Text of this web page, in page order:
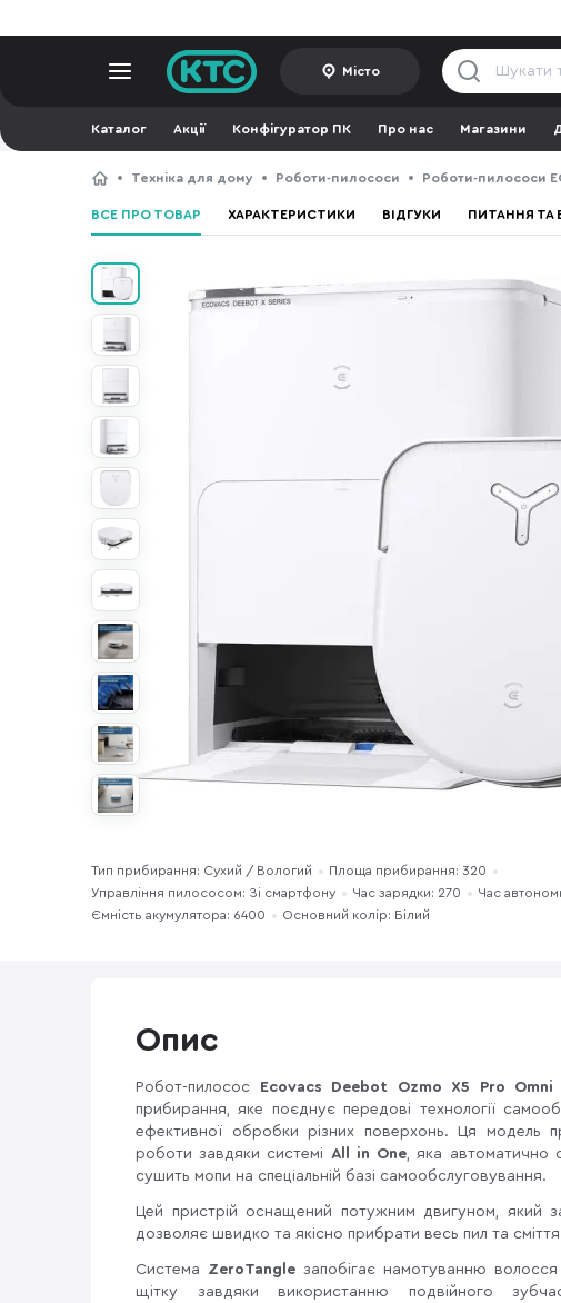
Місто
Каталог Акції Конфігуратор ПК Про нас Магазини
Техніка для дому Роботи-пилососи Роботи-пилососи
ВСЕ ПРО ТОВАР ХАРАКТЕРИСТИКИ ВІДГУКИ ПИТАННЯ ТА
Тип прибирання: Сухий / Вологий
Площа прибирання: 320
Управління пилососом: Зі смартфону
Час зарядки: 270
Час
Ємність акумулятора: 6400
Основний колір: Білий
Опис
Робот-пилосос Ecovacs Deebot Ozmo X5 Pro Omni
прибирання, яке поєднує передові технології
ефективної обробки різних поверхонь. Ця модель
роботи завдяки системі All in One, яка автоматично
сушить мопи на спеціальній базі самообслуговування.
Цей пристрій оснащений потужним двигуном, який
дозволяє швидко та якісно прибрати весь пил та сміття
Система ZeroTangleзапобігає намотуванню
щітку завдяки використанню подвійного